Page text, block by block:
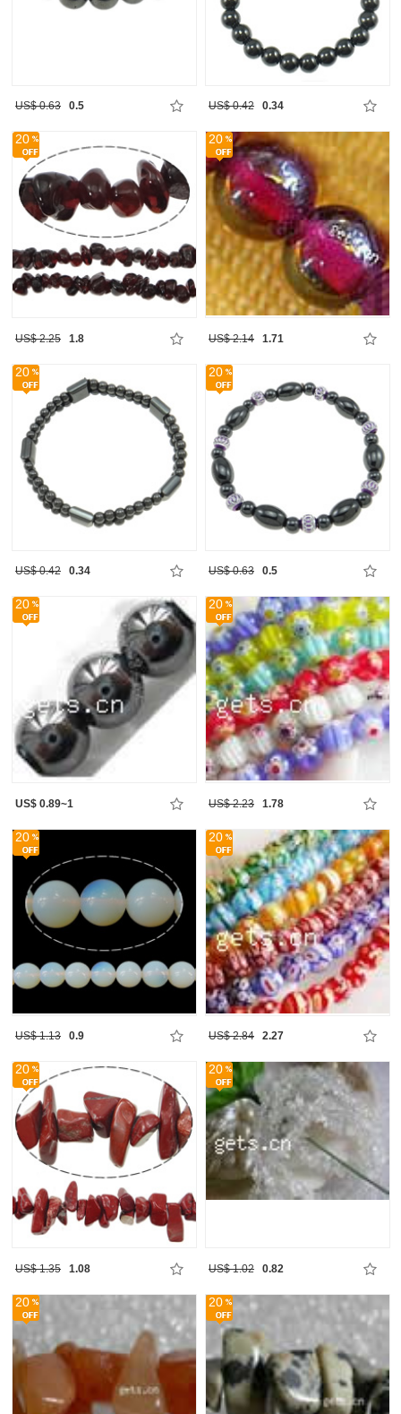
US$ 0.63 0.5 US$ 0.42 0.34
20
US$ 2.25 1.8
20
US$ 2.14 1.71
20
US$ 0.42 0.34
20
US$ 0.63 0.5
20
US$ 0.89~1
20
US$ 2.23 1.78
20
US$ 1.13 0.9
20
US$ 2.84 2.27
20
US$ 1.35 1.08
20
US$ 1.02 0.82
20 20